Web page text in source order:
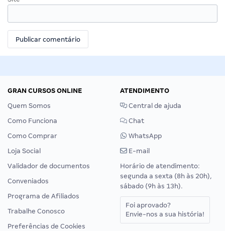
GRAN CURSOS ONLINE
Quem Somos
Como Funciona
Como Comprar
Loja Social
Validador de documentos
Conveniados
Programa de Afiliados
Trabalhe Conosco
Preferências de Cookies
ATENDIMENTO
Central de ajuda
Chat
WhatsApp
E-mail
Horário de atendimento:
segunda a sexta (8h às 20h),
sábado (9h às 13h).
Foi aprovado?
Envie-nos a sua história!